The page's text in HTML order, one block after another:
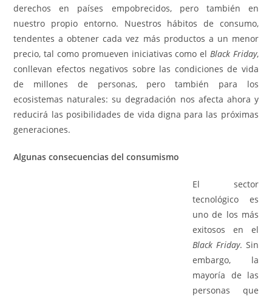
derechos en países empobrecidos, pero también en
nuestro propio entorno. Nuestros hábitos de consumo,
tendentes a obtener cada vez más productos a un menor
precio, tal como promueven iniciativas como el Black Friday,
conllevan efectos negativos sobre las condiciones de vida
de millones de personas, pero también para los
ecosistemas naturales: su degradación nos afecta ahora y
reducirá las posibilidades de vida digna para las próximas
generaciones.
Algunas consecuencias del consumismo
El sector
tecnológico es
uno de los más
exitosos en el
Black Friday. Sin
embargo, la
mayoría de las
personas que